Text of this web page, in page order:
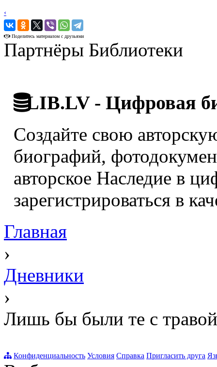
‹
›
Поделитесь материалом с друзьями
Партнёры Библиотеки
LIB.LV - Цифровая
Создайте свою
биографий,
авторское Наследие в
зарегистрироваться в
Главная
›
Дневники
›
Лишь бы были те с травой
Конфиденциальность Условия Справка Пригласить друга